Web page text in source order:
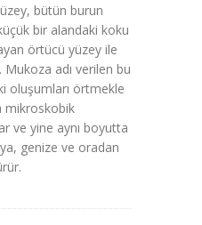
bütün burun
bir alandaki koku
örtücü yüzey ile
adı verilen bu
oluşumları örtmekle
mikroskobik
ve yine aynı boyutta
genize ve oradan